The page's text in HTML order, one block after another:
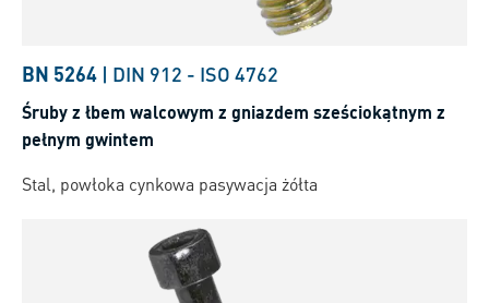
BN 5264 | DIN 912 - ISO 4762
Śruby z łbem walcowym z gniazdem sześciokątnym z
pełnym gwintem
Stal, powłoka cynkowa pasywacja żółta